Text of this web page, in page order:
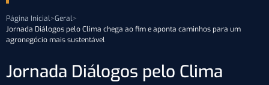
Página Inicial>Geral>
Jornada Diálogos pelo Clima chega ao fim e aponta caminhos para um
agronegócio mais sustentável
Jornada Diálogos pelo Clima